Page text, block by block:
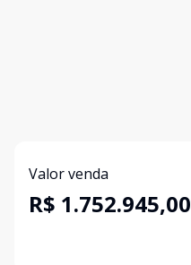
Valor venda
R$ 1.752.945,00